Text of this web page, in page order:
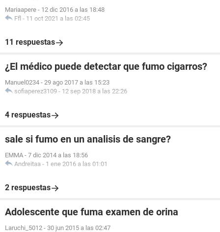
Mariaapere - 12 dic 2016 a las 18:48
Ffl - 11 oct 2021 a las 02:45
11 respuestas
¿El médico puede detectar que fumo cigarros?
Manuel0234 - 29 ago 2017 a las 15:23
sofiaperez3109 - 12 sep 2018 a las 22:26
4 respuestas
sale si fumo en un analisis de sangre?
EMMA - 7 dic 2014 a las 18:56
Andreitaa - 1 ene 2016 a las 01:01
2 respuestas
Adolescente que fuma examen de orina
Laruchi_5012 - 30 jun 2015 a las 02:47